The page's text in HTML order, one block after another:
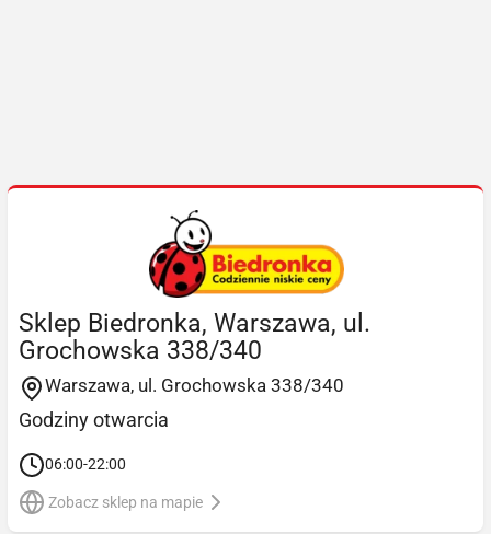
Sklep Biedronka, Warszawa, ul.
Grochowska 338/340
Warszawa, ul. Grochowska 338/340
Godziny otwarcia
06:00-22:00
Zobacz sklep na mapie